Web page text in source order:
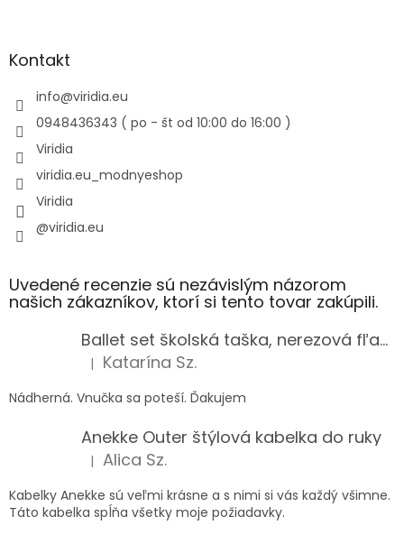
Kontakt
info@viridia.eu
0948436343 ( po - št od 10:00 do 16:00 )
Viridia
viridia.eu_modnyeshop
Viridia
@viridia.eu
Uvedené recenzie sú nezávislým názorom
našich zákazníkov, ktorí si tento tovar zakúpili.
Ballet set školská taška, nerezová fľaša a plný peračník s motívom baletky pre dievča
Hodnotenie produktu je 5 z 5 hviezdičiek.
| Katarína Sz.
Nádherná. Vnučka sa poteší. Ďakujem
Anekke Outer štýlová kabelka do ruky
Hodnotenie produktu je 5 z 5 hviezdičiek.
| Alica Sz.
Kabelky Anekke sú veľmi krásne a s nimi si vás každý všimne.
Táto kabelka spĺňa všetky moje požiadavky.